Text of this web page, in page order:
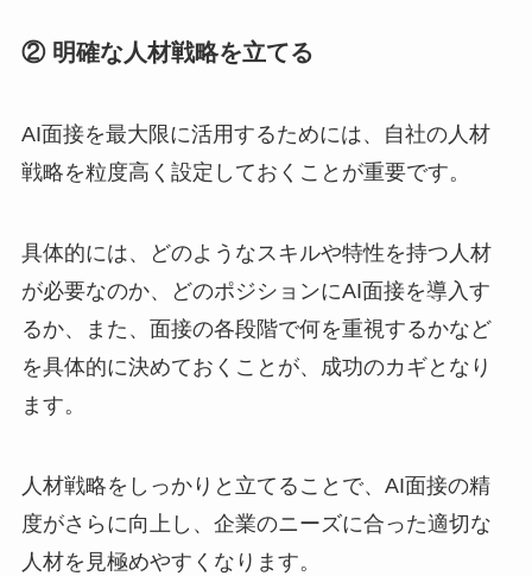
② 明確な人材戦略を立てる
AI面接を最大限に活用するためには、自社の人材
戦略を粒度高く設定しておくことが重要です。
具体的には、どのようなスキルや特性を持つ人材
が必要なのか、どのポジションにAI面接を導入す
るか、また、面接の各段階で何を重視するかなど
を具体的に決めておくことが、成功のカギとなり
ます。
人材戦略をしっかりと立てることで、AI面接の精
度がさらに向上し、企業のニーズに合った適切な
人材を見極めやすくなります。